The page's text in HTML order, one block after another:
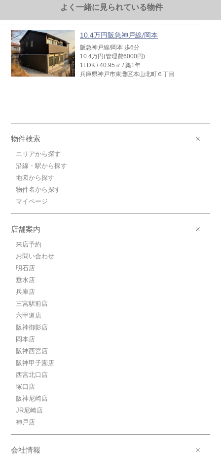
よく一緒に見られている物件
10.4万円阪急神戸線/岡本
阪急神戸線/岡本 歩6分
10.4万円(管理費6000円)
1LDK / 40.95㎡ / 築1年
兵庫県神戸市東灘区本山北町６丁目
物件検索
エリアから探す
沿線・駅から探す
地図から探す
物件名から探す
マイページ
店舗案内
来店予約
お問い合わせ
明石店
垂水店
兵庫店
三宮駅前店
六甲道店
阪神御影店
岡本店
阪神西宮店
阪神甲子園店
西宮北口店
塚口店
阪神尼崎店
JR尼崎店
神戸店
会社情報